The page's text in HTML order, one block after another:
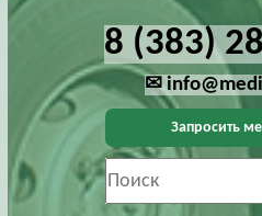
8 (383)
✉
Запросить